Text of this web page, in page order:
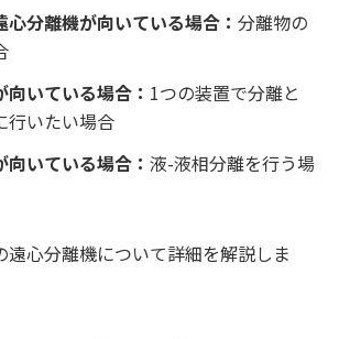
分離機が向いている場合： 分離物の
いている場合： 1つの装置で分離と
行いたい場合
いている場合： 液-液相分離を行う場
遠心分離機について詳細を解説しま